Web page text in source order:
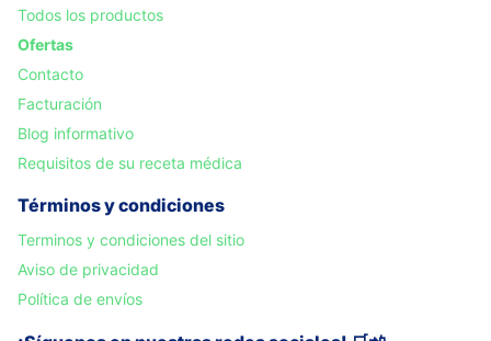
Todos los productos
Ofertas
Contacto
Facturación
Blog informativo
Requisitos de su receta médica
Términos y condiciones
Terminos y condiciones del sitio
Aviso de privacidad
Política de envíos